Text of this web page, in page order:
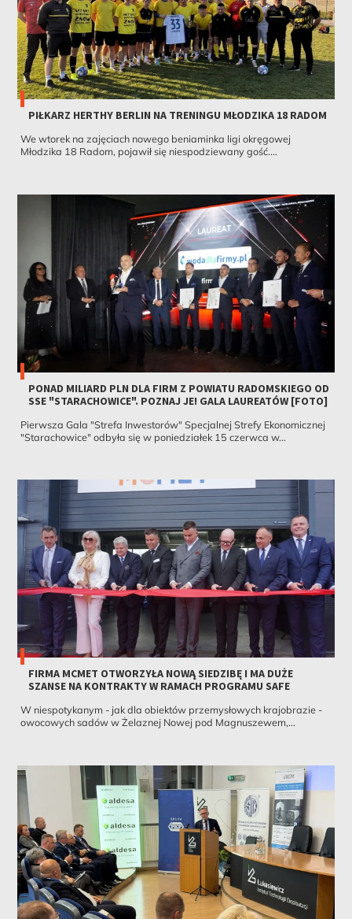
PIŁKARZ HERTHY BERLIN NA TRENINGU MŁODZIKA 18 RADOM
We wtorek na zajęciach nowego beniaminka ligi okręgowej
Młodzika 18 Radom, pojawił się niespodziewany gość....
PONAD MILIARD PLN DLA FIRM Z POWIATU RADOMSKIEGO OD
SSE "STARACHOWICE". POZNAJ JE! GALA LAUREATÓW [FOTO]
Pierwsza Gala "Strefa Inwestorów" Specjalnej Strefy Ekonomicznej
"Starachowice" odbyła się w poniedziałek 15 czerwca w...
FIRMA MCMET OTWORZYŁA NOWĄ SIEDZIBĘ I MA DUŻE
SZANSE NA KONTRAKTY W RAMACH PROGRAMU SAFE
W niespotykanym - jak dla obiektów przemysłowych krajobrazie -
owocowych sadów w Żelaznej Nowej pod Magnuszewem,...